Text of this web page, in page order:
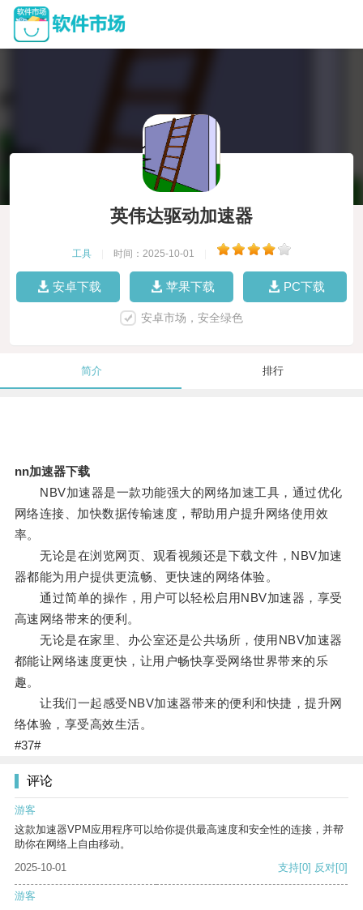
英伟达驱动加速器
工具 时间：2025-10-01
安卓下载 苹果下载 PC下载
安卓市场，安全绿色
简介 排行
nn加速器下载
NBV加速器是一款功能强大的网络加速工具，通过优化
网络连接、加快数据传输速度，帮助用户提升网络使用效
率。
无论是在浏览网页、观看视频还是下载文件，NBV加速
器都能为用户提供更流畅、更快速的网络体验。
通过简单的操作，用户可以轻松启用NBV加速器，享受
高速网络带来的便利。
无论是在家里、办公室还是公共场所，使用NBV加速器
都能让网络速度更快，让用户畅快享受网络世界带来的乐
趣。
让我们一起感受NBV加速器带来的便利和快捷，提升网
络体验，享受高效生活。
#37#
评论
游客
这款加速器VPM应用程序可以给你提供最高速度和安全性的连接，并帮
助你在网络上自由移动。
2025-10-01
支持[0] 反对[0]
游客